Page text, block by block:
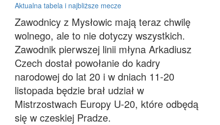
Aktualna tabela i najbliższe mecze
Zawodnicy z Mysłowic mają teraz chwilę
wolnego, ale to nie dotyczy wszystkich.
Zawodnik pierwszej linii młyna Arkadiusz
Czech dostał powołanie do kadry
narodowej do lat 20 i w dniach 11-20
listopada będzie brał udział w
Mistrzostwach Europy U-20, które odbędą
się w czeskiej Pradze.